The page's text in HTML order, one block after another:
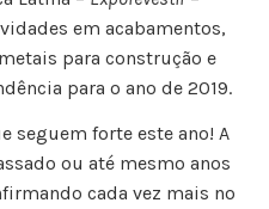
em acabamentos,
para construção e
para o ano de 2019.
seguem forte este ano! A
ou até mesmo anos
cada vez mais no